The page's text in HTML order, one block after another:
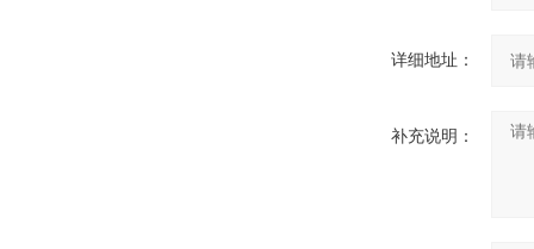
详细地址：
补充说明：